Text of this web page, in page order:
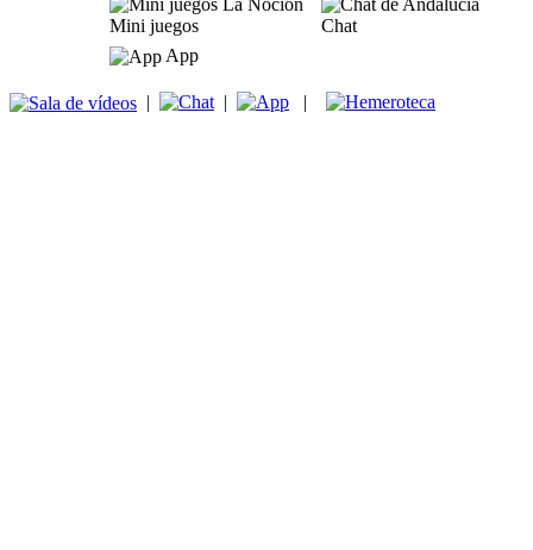
Mini juegos
Chat
App
| | |